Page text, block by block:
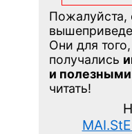
Пожалуйста,
Они для
получались
и
читать!